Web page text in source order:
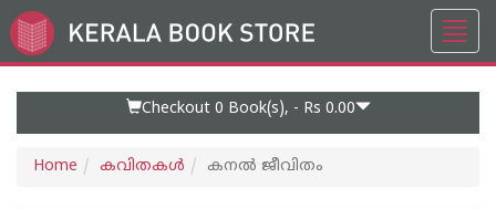
Go
to
Checkout 0 Book(s), - Rs 0.00
Home കവിതകള്‍ കനല്‍ ജീവിതം